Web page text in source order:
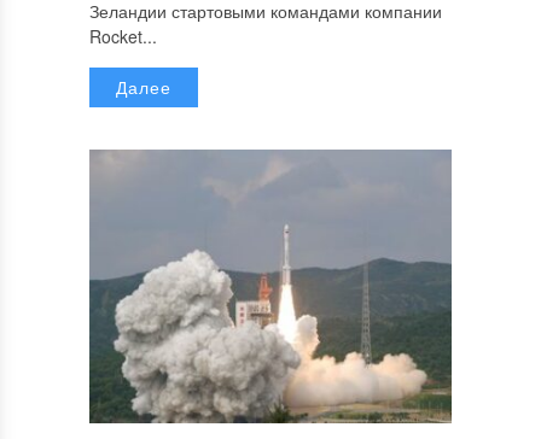
Зеландии стартовыми командами компании
Rocket...
Далее